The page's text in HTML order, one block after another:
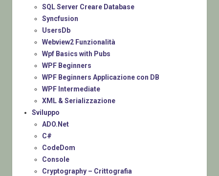
SQL Server Creare Database
Syncfusion
UsersDb
Webview2 Funzionalità
Wpf Basics with Pubs
WPF Beginners
WPF Beginners Applicazione con DB
WPF Intermediate
XML & Serializzazione
Sviluppo
ADO.Net
C#
CodeDom
Console
Cryptography – Crittografia